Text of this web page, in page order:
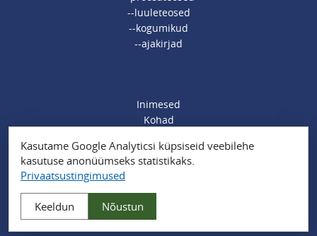
--luuleteosed
--kogumikud
--ajakirjad
Inimesed
Kohad
Organisatsioonid
Sündmused
Muud märksõnad
Privaatsustingimused
Kasutame Google Analyticsi küpsiseid veebilehe
kasutuse anonüümseks statistikaks.
Privaatsustingimused
Keeldun Nõustun